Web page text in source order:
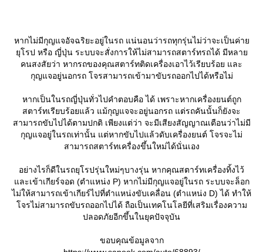
หากไม่มีกุญแจอัจฉริยะอยู่ในรถ แน่นอนว่ารถทุกรุ่นไม่ว่าจะเป็นค่า
ุโรป หรือ ญี่ปุ่น ระบบจะสั่งการให้ไม่สามารถสตาร์ทรถได้ มีหลา
คนสงสัยว่า หากรถของคุณสตาร์ทติดเครื่องเอาไว้เรียบร้อย และ
กุญแจอยู่นอกรถ โจรสามารถเข้ามาขับรถออกไปได้หรือไม่
หากเป็นในรถญี่ปุ่นทั่วไปคำตอบคือ ได้ เพราะหากเครื่องยนต์ถูก
สตาร์ทเรียบร้อยแล้ว แม้กุญแจจะอยู่นอกรถ แต่รถคันนั้นก็ยังจะ
สามารถขับไปได้ตามปกติ เพียงแต่ว่า จะมีเสียงสัญญาณเตือนว่าไม่มี
กุญแจอยู่ในรถเท่านั้น แต่หากขับไปแล้วดับเครื่องยนต์ โจรจะไม่
สามารถสตาร์ทเครื่องขึ้นใหม่ได้นั่นเอง
อย่างไรก็ดีในรถยุโรปรุ่นใหม่ๆบางรุ่น หากคุณสตาร์ทเครื่องทิ้งไว้
ละเข้าเกียร์จอด (ตำแหน่ง P) หากไม่มีกุญแจอยู่ในรถ ระบบจะล็อก
ไม่ให้สามารถเข้าเกียร์ไปที่ตำแหน่งขับเคลื่อน (ตำแหน่ง D) ได้ ทำให้
จรไม่สามารถขับรถออกไปได้ ถือเป็นเทคโนโลยีที่เสริมเรื่องความ
ปลอดภัยอีกขึ้นในยุคปัจจุบัน
ขอบคุณข้อมูลจาก